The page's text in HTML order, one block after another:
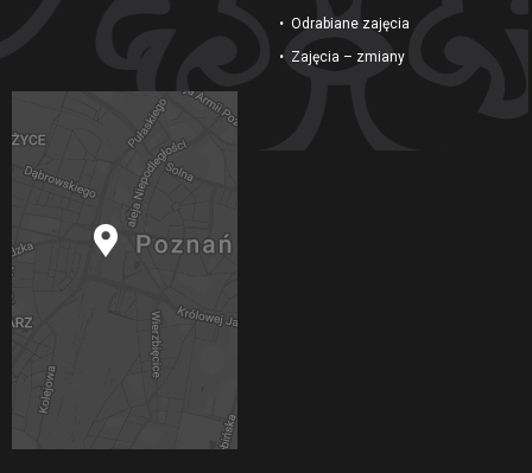
Odrabiane zajęcia
Zajęcia – zmiany